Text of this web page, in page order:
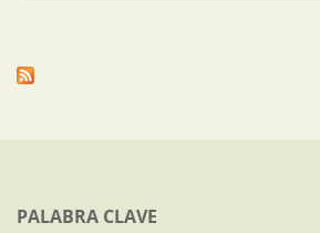
PALABRA CLAVE